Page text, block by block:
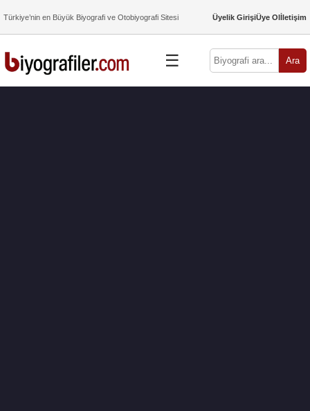
Türkiye’nin en Büyük Biyografi ve Otobiyografi Sitesi Üyelik GirişiÜye Olİletişim
☰ Ara